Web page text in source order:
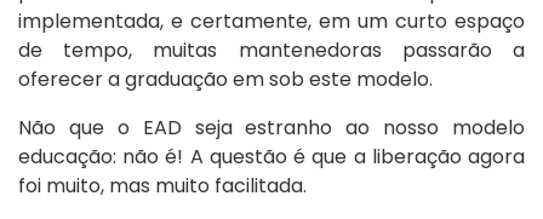
implementada, e certamente, em um curto espaço
de tempo, muitas mantenedoras passarão a
oferecer a graduação em sob este modelo.
Não que o EAD seja estranho ao nosso modelo
educação: não é! A questão é que a liberação agora
foi muito, mas muito facilitada.